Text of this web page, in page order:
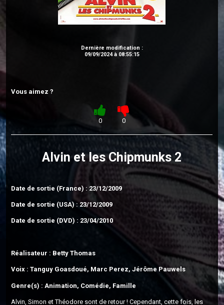
Dernière modification :
09/09/2024 à 08:55:15
Vous aimez ?
0 0
Alvin et les Chipmunks 2
Date de sortie (France) : 23/12/2009
Date de sortie (USA) : 23/12/2009
Date de sortie (DVD) : 23/04/2010
Réalisateur : Betty Thomas
Voix : Tanguy Goasdoué, Marc Perez, Jérôme Pauwels
Genre(s) : Animation, Comédie, Famille
Alvin, Simon et Théodore sont de retour ! Cependant, cette fois, les